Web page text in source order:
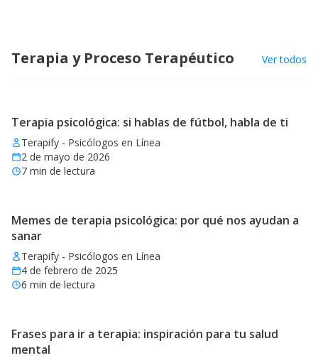
Terapia y Proceso Terapéutico Ver todos
Terapia psicológica: si hablas de fútbol, habla de ti
Terapify - Psicólogos en Línea
2 de mayo de 2026
7 min de lectura
Memes de terapia psicológica: por qué nos ayudan a
sanar
Terapify - Psicólogos en Línea
4 de febrero de 2025
6 min de lectura
Frases para ir a terapia: inspiración para tu salud
mental